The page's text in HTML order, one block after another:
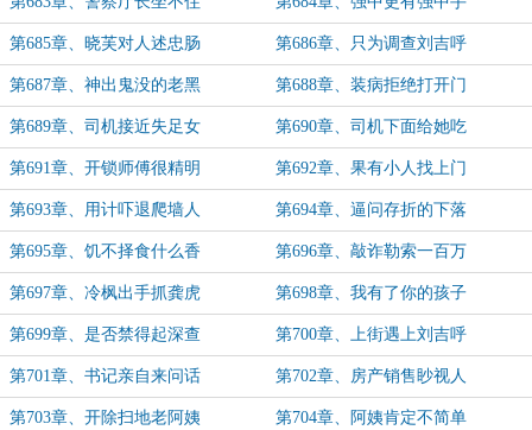
第685章、晓芙对人述忠肠 第686章、只为调查刘吉呼
第687章、神出鬼没的老黑 第688章、装病拒绝打开门
第689章、司机接近失足女 第690章、司机下面给她吃
第691章、开锁师傅很精明 第692章、果有小人找上门
第693章、用计吓退爬墙人 第694章、逼问存折的下落
第695章、饥不择食什么香 第696章、敲诈勒索一百万
第697章、冷枫出手抓龚虎 第698章、我有了你的孩子
第699章、是否禁得起深查 第700章、上街遇上刘吉呼
第701章、书记亲自来问话 第702章、房产销售眇视人
第703章、开除扫地老阿姨 第704章、阿姨肯定不简单